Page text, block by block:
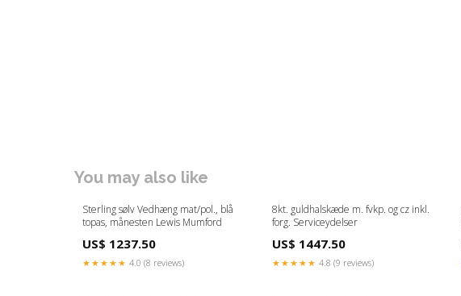
You may also like
Sterling sølv Vedhæng mat/pol., blå
topas, månesten Lewis Mumford
US$ 1237.50
★★★★★ 4.0 (8 reviews)
8kt. guldhalskæde m. fvkp. og cz inkl.
forg. Serviceydelser
US$ 1447.50
★★★★★ 4.8 (9 reviews)